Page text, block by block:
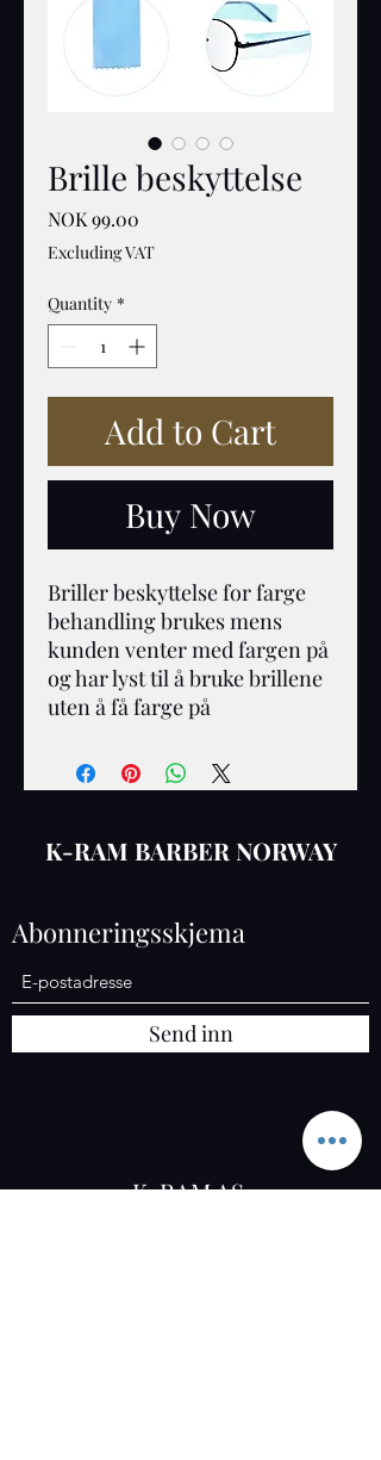
Brille beskyttelse
NOK 99.00
Excluding VAT
Quantity *
Add to Cart
Buy Now
Briller beskyttelse for farge
behandling brukes mens
kunden venter med fargen på
og har lyst til å bruke brillene
uten å få farge på
K-RAM BARBER NORWAY
Abonneringsskjema
Send inn
K-RAM AS